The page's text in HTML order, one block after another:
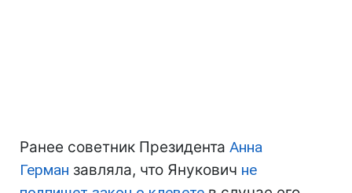
Ранее советник Президента Анна
Герман завляла, что Янукович не